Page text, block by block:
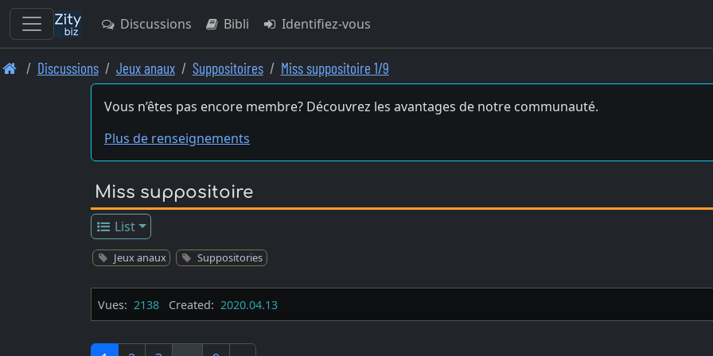
Skip
Discussions Bibli Identifiez-vous
Discussions Jeux anaux Suppositoires Miss suppositoire 1/9
Vous n’êtes pas encore membre? Découvrez les avantages de notre communauté.
Plus de renseignements
Miss suppositoire
List
Jeux anaux Suppositories
Vues: 2138 Created: 2020.04.13